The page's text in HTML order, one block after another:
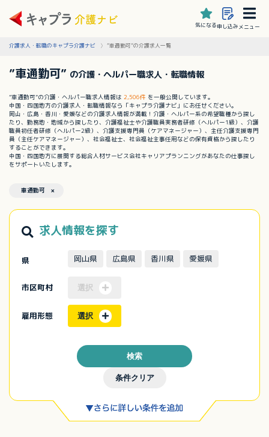
気になる申し込みメニュー
介護求人・転職のキャプラ介護ナビ ”車通勤可”の介護求人一覧
”車通勤可” の介護・ヘルパー職求人・転職情報
”車通勤可”の介護・ヘルパー職求人情報は 2,506件 を一般公開しています。
中国・四国地方の介護求人・転職情報なら「キャプラ介護ナビ」にお任せください。
岡山・広島・香川・愛媛などの介護求人情報が満載！介護・ヘルパー系の希望職種から探し
たり、勤務地・地域から探したり、介護福祉士や介護職員実務者研修（ヘルパー1級）、介護
職員初任者研修（ヘルパー2級）、介護支援専門員（ケアマネージャー）、主任介護支援専門
員（主任ケアマネージャー）、社会福祉士、社会福祉主事任用などの保有資格から探したり
することができます。
中国・四国地方に展開する総合人材サービス会社キャリアプランニングがあなたの仕事探し
をサポートいたします。
車通勤可 ×
求人情報を探す
県 岡山県 広島県 香川県 愛媛県
市区町村 選択
雇用形態 選択
条件クリア
検索